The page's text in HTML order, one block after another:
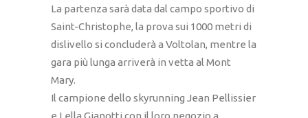
La partenza sarà data dal campo sportivo di
Saint-Christophe, la prova sui 1000 metri di
dislivello si concluderà a Voltolan, mentre la
gara più lunga arriverà in vetta al Mont
Mary.
Il campione dello skyrunning Jean Pellissier